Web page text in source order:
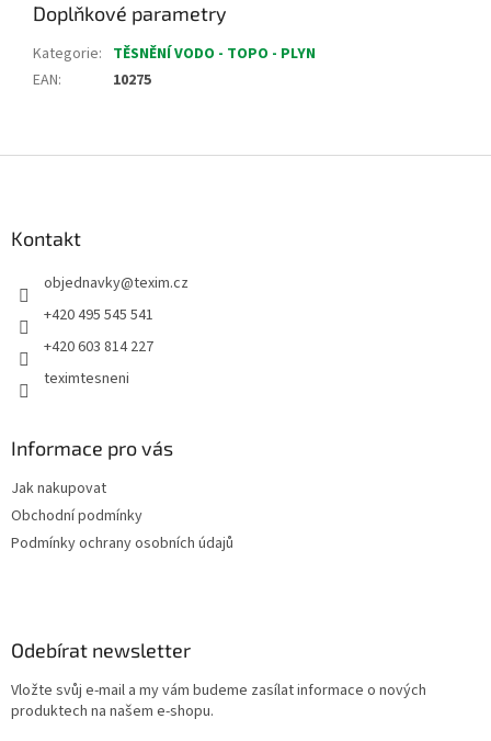
Doplňkové parametry
Kategorie: TĚSNĚNÍ VODO - TOPO - PLYN
EAN: 10275
Kontakt
objednavky@texim.cz
+420 495 545 541
+420 603 814 227
teximtesneni
Informace pro vás
Jak nakupovat
Obchodní podmínky
Podmínky ochrany osobních údajů
Odebírat newsletter
Vložte svůj e-mail a my vám budeme zasílat informace o nových
produktech na našem e-shopu.